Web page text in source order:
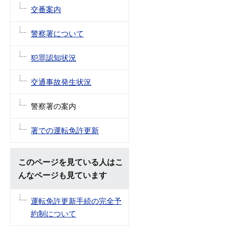
交番案内
警察署について
犯罪認知状況
交通事故発生状況
警察署の案内
署での運転免許更新
このページを見ている人はこ
んなページも見ています
運転免許更新手続の完全予
約制について